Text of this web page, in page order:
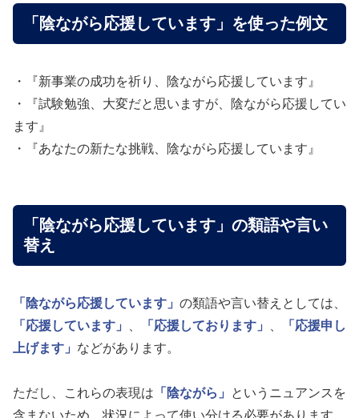
「陰ながら応援しています」を使った例文
・『新事業の成功を祈り、陰ながら応援しています』
・『試験勉強、大変だと思いますが、陰ながら応援してい
ます』
・『あなたの新たな挑戦、陰ながら応援しています』
「陰ながら応援しています」の類語や言い
替え
「陰ながら応援しています」 の類語や言い替えとしては、
「応援しています」
「応援しております」
「応援申し
上げます」 などがあります。
ただし、これらの表現は 「陰ながら」
というニュアンスを
含まないため、状況によって使い分ける必要があります。